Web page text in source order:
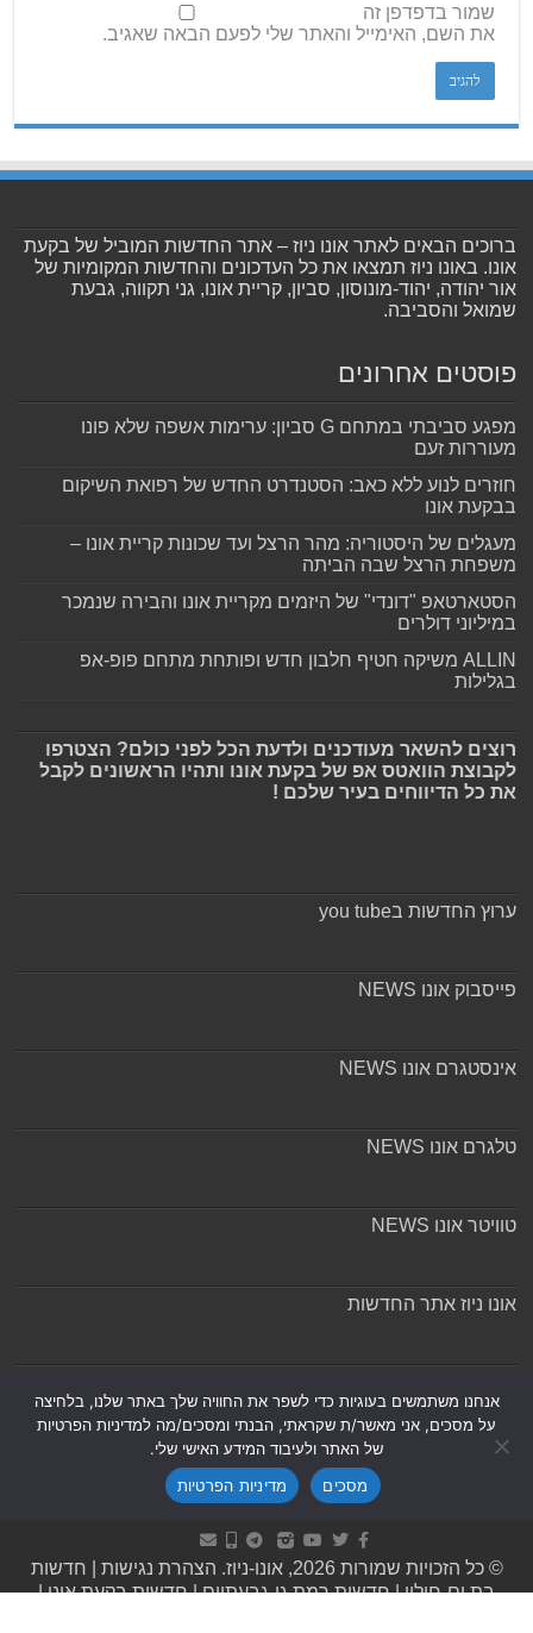
שמור בדפדפן זה
את השם, האימייל והאתר שלי לפעם הבאה שאגיב.
ברוכים הבאים לאתר אונו ניוז – אתר החדשות המוביל של בקעת
אונו. באונו ניוז תמצאו את כל העדכונים והחדשות המקומיות של
אור יהודה, יהוד-מונוסון, סביון, קריית אונו, גני תקווה, גבעת
שמואל והסביבה.
פוסטים אחרונים
מפגע סביבתי במתחם G סביון: ערימות אשפה שלא פונו
מעוררות זעם
חוזרים לנוע ללא כאב: הסטנדרט החדש של רפואת השיקום
בבקעת אונו
מעגלים של היסטוריה: מהר הרצל ועד שכונות קריית אונו –
משפחת הרצל שבה הביתה
הסטארטאפ "דונדי" של היזמים מקריית אונו והבירה שנמכר
במיליוני דולרים
ALLIN משיקה חטיף חלבון חדש ופותחת מתחם פופ-אפ
בגלילות
רוצים להשאר מעודכנים ולדעת הכל לפני כולם? הצטרפו
לקבוצת הוואטס אפ של בקעת אונו ותהיו הראשונים לקבל
את כל הדיווחים בעיר שלכם !
ערוץ החדשות בyou tube
פייסבוק אונו NEWS
אינסטגרם אונו NEWS
טלגרם אונו NEWS
טוויטר אונו NEWS
אונו ניוז אתר החדשות
© כל הזכויות שמורות 2026, אונו-ניוז. הצהרת נגישות
חדשות
בת ים-חולון|חדשות רמת גן-גבעתיים|חדשות בקעת אונו|
אנחנו משתמשים בעוגיות כדי לשפר את החוויה שלך באתר שלנו, בלחיצה
על מסכים, אני מאשר/ת שקראתי, הבנתי ומסכים/מה למדיניות הפרטיות
של האתר ולעיבוד המידע האישי שלי.
מסכים
מדיניות הפרטיות